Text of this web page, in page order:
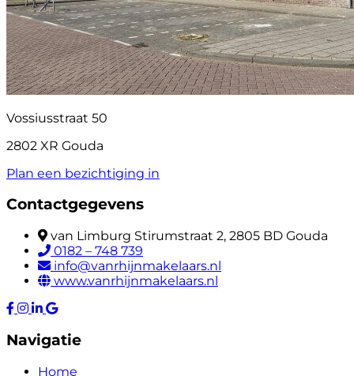
Vossiusstraat 50
2802 XR Gouda
Plan een bezichtiging in
Contactgegevens
van Limburg Stirumstraat 2, 2805 BD Gouda
0182 – 748 739
info@vanrhijnmakelaars.nl
www.vanrhijnmakelaars.nl
Navigatie
Home